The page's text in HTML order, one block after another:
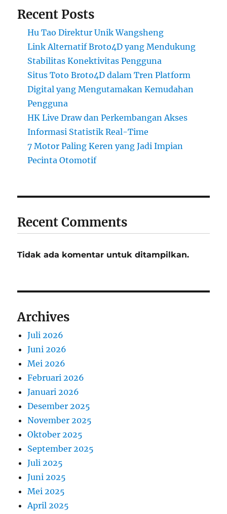
Recent Posts
Hu Tao Direktur Unik Wangsheng
Link Alternatif Broto4D yang Mendukung
Stabilitas Konektivitas Pengguna
Situs Toto Broto4D dalam Tren Platform
Digital yang Mengutamakan Kemudahan
Pengguna
HK Live Draw dan Perkembangan Akses
Informasi Statistik Real-Time
7 Motor Paling Keren yang Jadi Impian
Pecinta Otomotif
Recent Comments
Tidak ada komentar untuk ditampilkan.
Archives
Juli 2026
Juni 2026
Mei 2026
Februari 2026
Januari 2026
Desember 2025
November 2025
Oktober 2025
September 2025
Juli 2025
Juni 2025
Mei 2025
April 2025